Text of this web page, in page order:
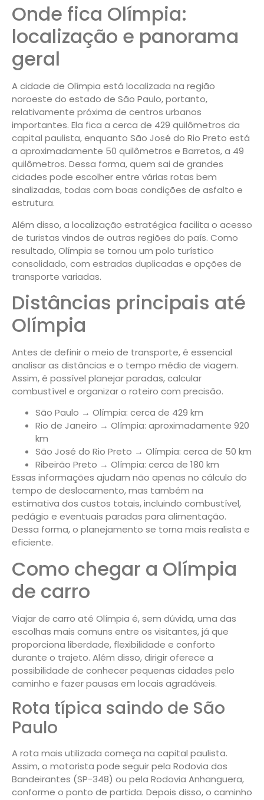
Onde fica Olímpia:
localização e panorama
geral
A cidade de Olímpia está localizada na região
noroeste do estado de São Paulo, portanto,
relativamente próxima de centros urbanos
importantes. Ela fica a cerca de 429 quilômetros da
capital paulista, enquanto São José do Rio Preto está
a aproximadamente 50 quilômetros e Barretos, a 49
quilômetros. Dessa forma, quem sai de grandes
cidades pode escolher entre várias rotas bem
sinalizadas, todas com boas condições de asfalto e
estrutura.
Além disso, a localização estratégica facilita o acesso
de turistas vindos de outras regiões do país. Como
resultado, Olímpia se tornou um polo turístico
consolidado, com estradas duplicadas e opções de
transporte variadas.
Distâncias principais até
Olímpia
Antes de definir o meio de transporte, é essencial
analisar as distâncias e o tempo médio de viagem.
Assim, é possível planejar paradas, calcular
combustível e organizar o roteiro com precisão.
São Paulo → Olímpia: cerca de 429 km
Rio de Janeiro → Olímpia: aproximadamente 920
km
São José do Rio Preto → Olímpia: cerca de 50 km
Ribeirão Preto → Olímpia: cerca de 180 km
Essas informações ajudam não apenas no cálculo do
tempo de deslocamento, mas também na
estimativa dos custos totais, incluindo combustível,
pedágio e eventuais paradas para alimentação.
Dessa forma, o planejamento se torna mais realista e
eficiente.
Como chegar a Olímpia
de carro
Viajar de carro até Olímpia é, sem dúvida, uma das
escolhas mais comuns entre os visitantes, já que
proporciona liberdade, flexibilidade e conforto
durante o trajeto. Além disso, dirigir oferece a
possibilidade de conhecer pequenas cidades pelo
caminho e fazer pausas em locais agradáveis.
Rota típica saindo de São
Paulo
A rota mais utilizada começa na capital paulista.
Assim, o motorista pode seguir pela Rodovia dos
Bandeirantes (SP-348) ou pela Rodovia Anhanguera,
conforme o ponto de partida. Depois disso, o caminho